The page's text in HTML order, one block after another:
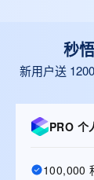
秒
新用户送
PRO 个
100,000